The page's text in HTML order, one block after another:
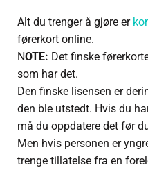
Alt du trenger å gjøre er
førerkort online.
NOTE: Det finske
som har det.
Den finske lisensen er
den ble utstedt. Hvis du
må du oppdatere det før
Men hvis personen er
trenge tillatelse fra en